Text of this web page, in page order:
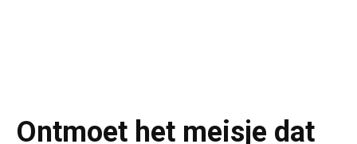
Ontmoet het meisje dat